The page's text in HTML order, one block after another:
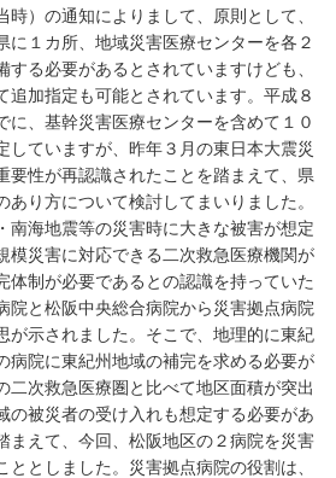
時）の通知によりまして、原則として、
に１カ所、地域災害医療センターを各２
する必要があるとされていますけども、
追加指定も可能とされています。平成８
に、基幹災害医療センターを含めて１０
していますが、昨年３月の東日本大震災
要性が再認識されたことを踏まえて、県
あり方について検討してまいりました。
南海地震等の災害時に大きな被害が想定
模災害に対応できる二次救急医療機関が
体制が必要であるとの認識を持っていた
院と松阪中央総合病院から災害拠点病院
が示されました。そこで、地理的に東紀
病院に東紀州地域の補完を求める必要が
二次救急医療圏と比べて地区面積が突出
の被災者の受け入れも想定する必要があ
まえて、今回、松阪地区の２病院を災害
としました。災害拠点病院の役割は、